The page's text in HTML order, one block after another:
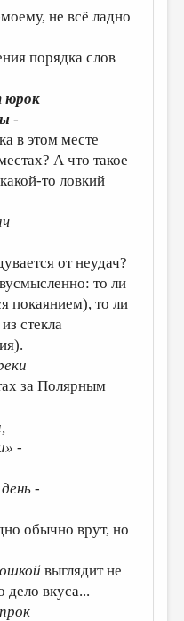
не всё ладно
порядка слов
юрок
-
в этом месте
А что такое
то ловкий
от неудач?
то ли
покаянием), то ли
стекла
за Полярным
-
-
обычно врут, но
выглядит не
дело вкуса...